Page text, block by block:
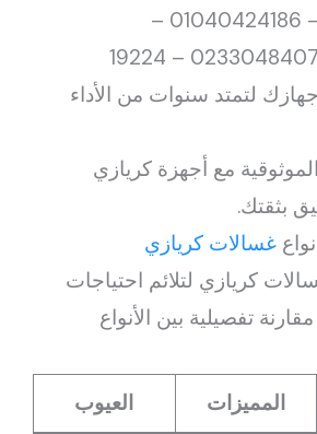
01040424185 – 01040424186 –
جهازك لتمتد سنوات من الأداء
مع أجهزة كريازي
بثقتك.
غسالات كريازي
كريازي لتلائم احتياجات
تفصيلية بين الأنواع
المميزات العيوب